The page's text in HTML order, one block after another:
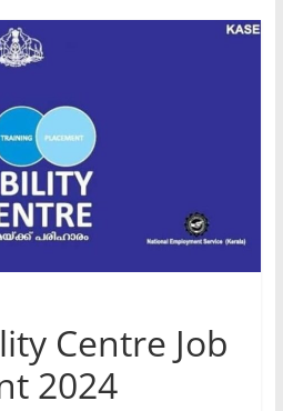
Centre Job
2024